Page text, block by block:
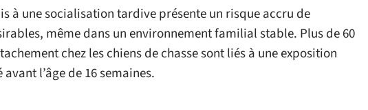
à une socialisation tardive présente un risque accru de
même dans un environnement familial stable. Plus de 60
chez les chiens de chasse sont liés à une exposition
l’âge de 16 semaines.